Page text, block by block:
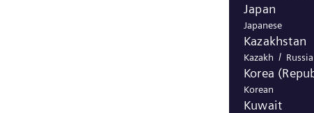
Japan
Japanese
Kazakhstan
Kazakh /
Korea
Korean
Kuwait